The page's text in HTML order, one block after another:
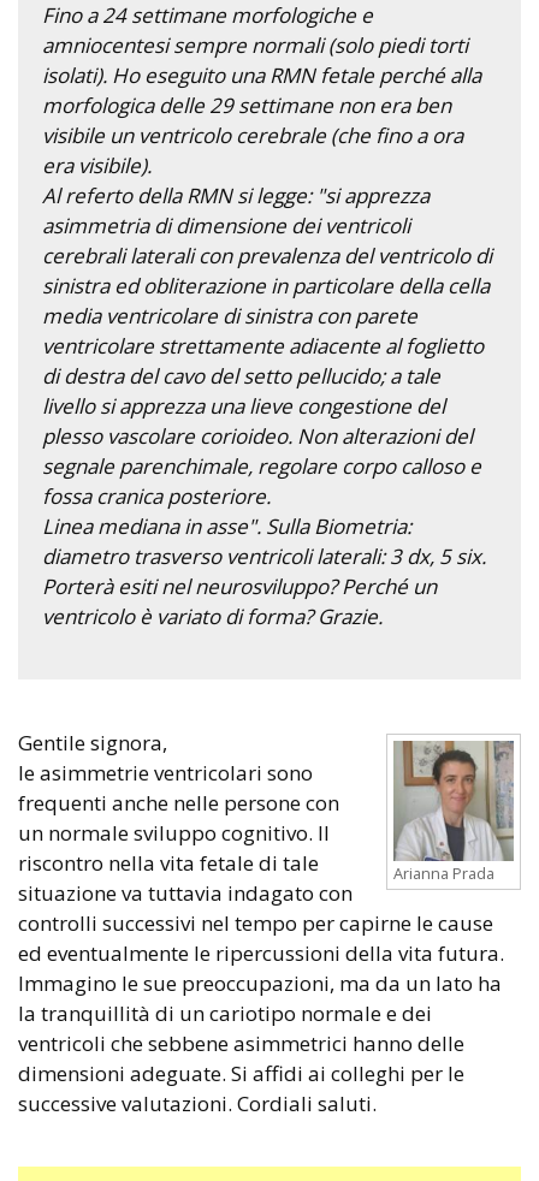
Fino a 24 settimane morfologiche e
amniocentesi sempre normali (solo piedi torti
isolati). Ho eseguito una RMN fetale perché alla
morfologica delle 29 settimane non era ben
visibile un ventricolo cerebrale (che fino a ora
era visibile).
Al referto della RMN si legge: "si apprezza
asimmetria di dimensione dei ventricoli
cerebrali laterali con prevalenza del ventricolo di
sinistra ed obliterazione in particolare della cella
media ventricolare di sinistra con parete
ventricolare strettamente adiacente al foglietto
di destra del cavo del setto pellucido; a tale
livello si apprezza una lieve congestione del
plesso vascolare corioideo. Non alterazioni del
segnale parenchimale, regolare corpo calloso e
fossa cranica posteriore.
Linea mediana in asse". Sulla Biometria:
diametro trasverso ventricoli laterali: 3 dx, 5 six.
Porterà esiti nel neurosviluppo? Perché un
ventricolo è variato di forma? Grazie.
Arianna Prada
Gentile signora,
le asimmetrie ventricolari sono
frequenti anche nelle persone con
un normale sviluppo cognitivo. Il
riscontro nella vita fetale di tale
situazione va tuttavia indagato con
controlli successivi nel tempo per capirne le cause
ed eventualmente le ripercussioni della vita futura.
Immagino le sue preoccupazioni, ma da un lato ha
la tranquillità di un cariotipo normale e dei
ventricoli che sebbene asimmetrici hanno delle
dimensioni adeguate. Si affidi ai colleghi per le
successive valutazioni. Cordiali saluti.